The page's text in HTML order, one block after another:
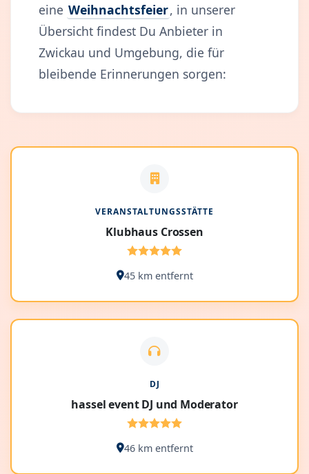
eine Weihnachtsfeier, in unserer
Übersicht findest Du Anbieter in
Zwickau und Umgebung, die für
bleibende Erinnerungen sorgen:
VERANSTALTUNGSSTÄTTE
Klubhaus Crossen
45 km entfernt
DJ
hassel event DJ und Moderator
46 km entfernt